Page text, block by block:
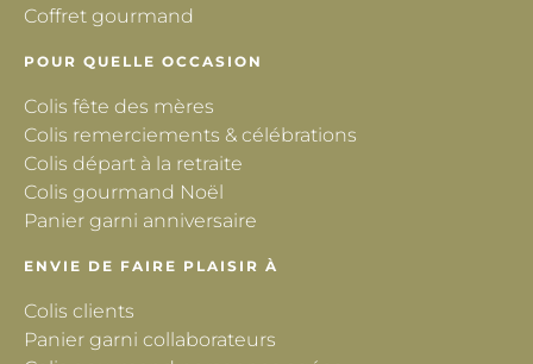
Coffret gourmand
POUR QUELLE OCCASION
Colis fête des mères
Colis remerciements & célébrations
Colis départ à la retraite
Colis gourmand Noël
Panier garni anniversaire
ENVIE DE FAIRE PLAISIR À
Colis clients
Panier garni collaborateurs